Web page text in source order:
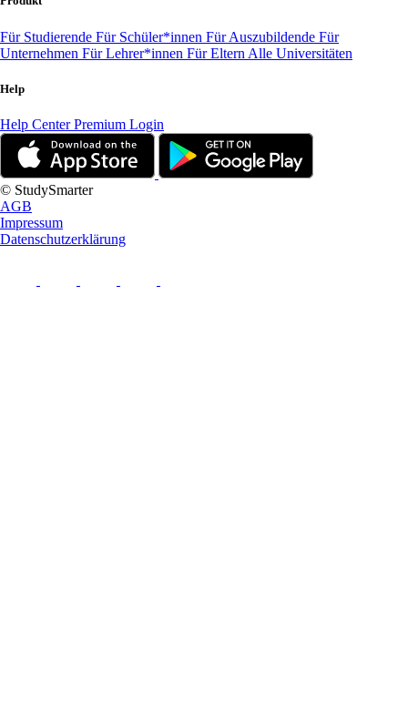
Für Studierende Für Schüler*innen Für Auszubildende Für
Unternehmen Für Lehrer*innen Für Eltern Alle Universitäten
Help
Help CenterPremium Login
© StudySmarter
AGB
Impressum
Datenschutzerklärung